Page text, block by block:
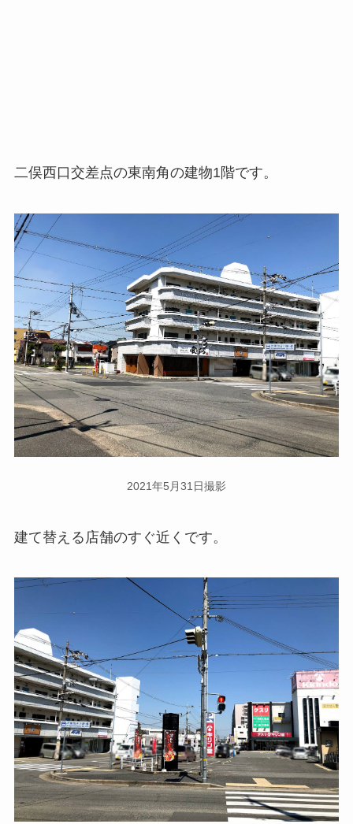
二俣西口交差点の東南角の建物1階です。
2021年5月31日撮影
建て替える店舗のすぐ近くです。